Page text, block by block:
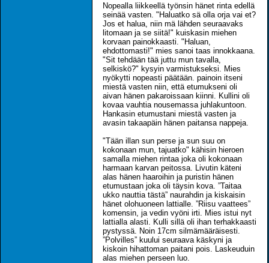
Nopealla liikkeellä työnsin hänet rinta edellä
seinää vasten. "Haluatko sä olla orja vai et?
Jos et halua, niin mä lähden seuraavaks
litomaan ja se siitä!" kuiskasin miehen
korvaan painokkaasti. "Haluan,
ehdottomasti!" mies sanoi taas innokkaana.
"Sit tehdään tää juttu mun tavalla,
selkiskö?" kysyin varmistukseksi. Mies
nyökytti nopeasti päätään. painoin itseni
miestä vasten niin, että etumukseni oli
aivan hänen pakaroissaan kiinni. Kullini oli
kovaa vauhtia nousemassa juhlakuntoon.
Hankasin etumustani miestä vasten ja
avasin takaapäin hänen paitansa nappeja.
"Tään illan sun perse ja sun suu on
kokonaan mun, tajuatko" kähisin hieroen
samalla miehen rintaa joka oli kokonaan
harmaan karvan peitossa. Livutin käteni
alas hänen haaroihin ja puristin hänen
etumustaan joka oli täysin kova. ”Taitaa
ukko nauttia tästä” naurahdin ja kiskaisin
hänet olohuoneen lattialle. ”Riisu vaattees”
komensin, ja vedin vyöni irti. Mies istui nyt
lattialla alasti. Kulli sillä oli ihan terhakkaasti
pystyssä. Noin 17cm silmämääräisesti.
”Polvilles” kuului seuraava käskyni ja
kiskoin hihattoman paitani pois. Laskeuduin
alas miehen perseen luo.